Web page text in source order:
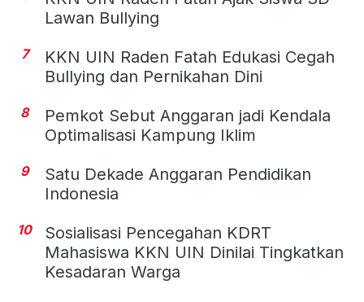
Lawan Bullying
7
KKN UIN Raden Fatah Edukasi Cegah
Bullying dan Pernikahan Dini
8
Pemkot Sebut Anggaran jadi Kendala
Optimalisasi Kampung Iklim
9
Satu Dekade Anggaran Pendidikan
Indonesia
10
Sosialisasi Pencegahan KDRT
Mahasiswa KKN UIN Dinilai Tingkatkan
Kesadaran Warga